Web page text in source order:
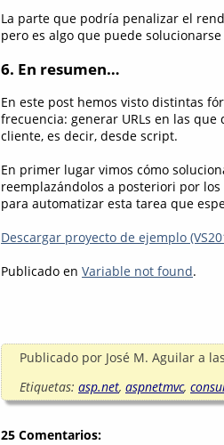
La parte que podría penalizar el
pero es algo que puede
6. En resumen…
En este post hemos visto distintas
frecuencia: generar URLs en las
cliente, es decir, desde script.
En primer lugar vimos cómo
reemplazándolos a posteriori por
para automatizar esta tarea que
Descargar proyecto de ejemplo
Publicado en Variable not found.
Publicado por José M. Aguilar a
Etiquetas: asp.net, aspnetmvc,
25 Comentarios: